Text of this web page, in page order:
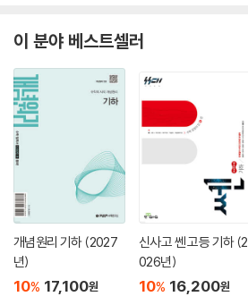
이 분야 베스트셀러
개념원리 기하 (2027
년)
10% 17,100원
신사고 쎈 고등 기하 (2
026년)
10% 16,200원